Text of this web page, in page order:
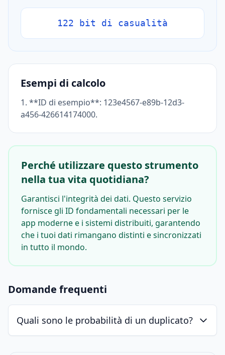
122 bit di casualità
Esempi di calcolo
1. **ID di esempio**: 123e4567-e89b-12d3-
a456-426614174000.
Perché utilizzare questo strumento
nella tua vita quotidiana?
Garantisci l'integrità dei dati. Questo servizio
fornisce gli ID fondamentali necessari per le
app moderne e i sistemi distribuiti, garantendo
che i tuoi dati rimangano distinti e sincronizzati
in tutto il mondo.
Domande frequenti
Quali sono le probabilità di un duplicato?